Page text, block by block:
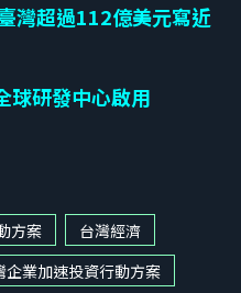
灣超過112億美元寫近
球研發中心啟用
方案
台灣經濟
企業加速投資行動方案